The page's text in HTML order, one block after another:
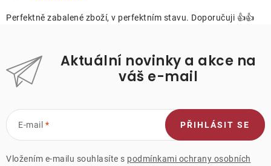
Perfektně zabalené zboží, v perfektním stavu. Doporučuji 👍👍
Aktuální novinky a akce na
váš e-mail
E-mail
Vložením e-mailu souhlasíte s podmínkami ochrany osobních
PŘIHLÁSIT SE